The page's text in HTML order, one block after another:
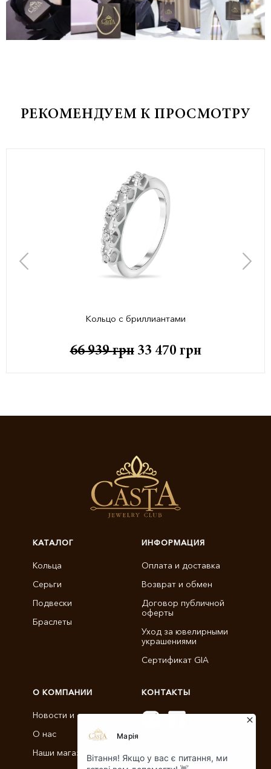
РЕКОМЕНДУЕМ К ПРОСМОТРУ
Кольцо с бриллиантами
66 939грн 33 470 грн
КАТАЛОГ
Кольца
Серьги
Подвески
Браслеты
ИНФОРМАЦИЯ
Оплата и доставка
Возврат и обмен
Договор публичной
оферты
Уход за ювелирными
украшениями
Сертификат GIA
О КОМПАНИИ
Новости и статьи
О нас
Наши магазины
КОНТАКТЫ